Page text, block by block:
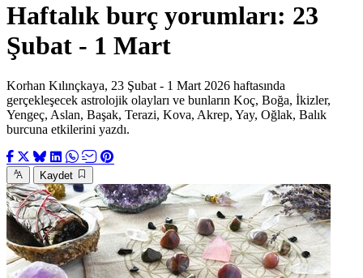
Haftalık burç yorumları: 23
Şubat - 1 Mart
Korhan Kılınçkaya, 23 Şubat - 1 Mart 2026 haftasında
gerçekleşecek astrolojik olayları ve bunların Koç, Boğa, İkizler,
Yengeç, Aslan, Başak, Terazi, Kova, Akrep, Yay, Oğlak, Balık
burcuna etkilerini yazdı.
Kaydet